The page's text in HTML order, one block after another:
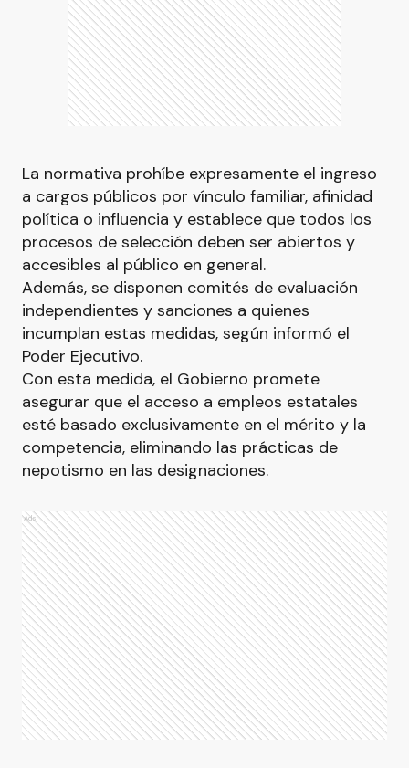
La normativa prohíbe expresamente el ingreso
a cargos públicos por vínculo familiar, afinidad
política o influencia y establece que todos los
procesos de selección deben ser abiertos y
accesibles al público en general.
Además, se disponen comités de evaluación
independientes y sanciones a quienes
incumplan estas medidas, según informó el
Poder Ejecutivo.
Con esta medida, el Gobierno promete
asegurar que el acceso a empleos estatales
esté basado exclusivamente en el mérito y la
competencia, eliminando las prácticas de
nepotismo en las designaciones.
Ads